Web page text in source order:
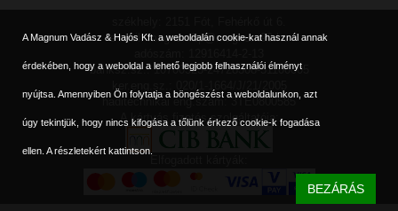
e-mail: magnumbp@magnum90.hu
banksz.sz.: 10700323-24728308-51100005
ker.eng.sz.: 020/1-1664/J/21/2005
haditechnikai eng.szám: 3TE0800585
A kártyás fizetés szolgáltatója:
A Magnum Vadász & Hajós Kft. a weboldalán cookie-kat használ annak
érdekében, hogy a weboldal a lehető legjobb felhasználói élményt
nyújtsa. Amennyiben Ön folytatja a böngészést a weboldalunkon, azt
úgy tekintjük, hogy nincs kifogása a tőlünk érkező cookie-k fogadása
ellen. A részletekért kattintson.
BEZÁRÁS